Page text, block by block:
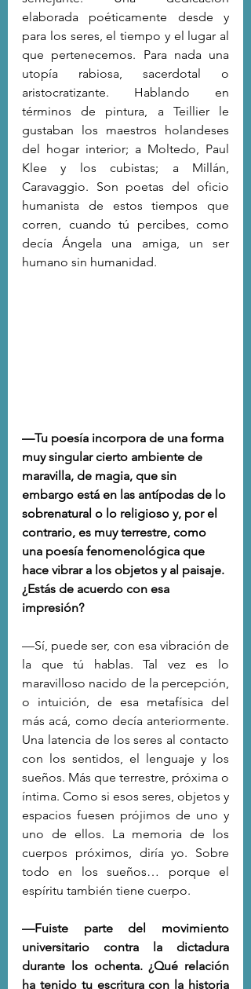
elaborada poéticamente desde y
para los seres, el tiempo y el lugar al
que pertenecemos. Para nada una
utopía rabiosa, sacerdotal o
aristocratizante. Hablando en
términos de pintura, a Teillier le
gustaban los maestros holandeses
del hogar interior; a Moltedo, Paul
Klee y los cubistas; a Millán,
Caravaggio. Son poetas del oficio
humanista de estos tiempos que
corren, cuando tú percibes, como
decía Ángela una amiga, un ser
humano sin humanidad.
—Tu poesía incorpora de una forma
muy singular cierto ambiente de
maravilla, de magia, que sin
embargo está en las antípodas de lo
sobrenatural o lo religioso y, por el
contrario, es muy terrestre, como
una poesía fenomenológica que
hace vibrar a los objetos y al paisaje.
¿Estás de acuerdo con esa
impresión?
—Sí, puede ser, con esa vibración de
la que tú hablas. Tal vez es lo
maravilloso nacido de la percepción,
o intuición, de esa metafísica del
más acá, como decía anteriormente.
Una latencia de los seres al contacto
con los sentidos, el lenguaje y los
sueños. Más que terrestre, próxima o
íntima. Como si esos seres, objetos y
espacios fuesen prójimos de uno y
uno de ellos. La memoria de los
cuerpos próximos, diría yo. Sobre
todo en los sueños… porque el
espíritu también tiene cuerpo.
—Fuiste parte del movimiento
universitario contra la dictadura
durante los ochenta. ¿Qué relación
ha tenido tu escritura con la historia